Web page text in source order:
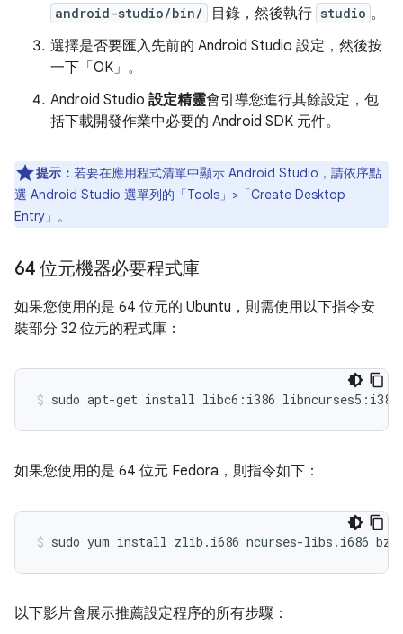
android-studio/bin/ 目錄，然後執行 studio 。
選擇是否要匯入先前的 Android Studio 設定，然後按
一下「OK」 。
Android Studio 設定精靈會引導您進行其餘設定，包
括下載開發作業中必要的 Android SDK 元件。
提示： 若要在應用程式清單中顯示 Android Studio，請依序點
選 Android Studio 選單列的「Tools」>「Create Desktop
Entry」。
64 位元機器必要程式庫
如果您使用的是 64 位元的 Ubuntu，則需使用以下指令安
裝部分 32 位元的程式庫：
如果您使用的是 64 位元 Fedora，則指令如下：
以下影片會展示推薦設定程序的所有步驟：